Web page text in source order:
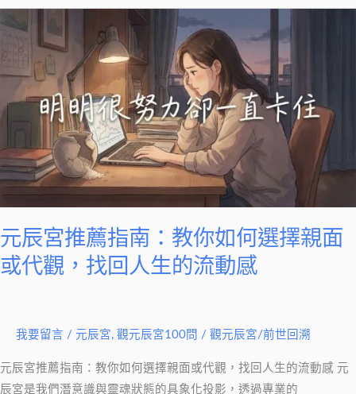
元辰宮推薦指南：教你如何選擇親面
或代觀，找回人生的流動感
我要留言 / 元辰宮, 觀元辰宮100問 / 觀元辰宮/前世回溯
元辰宮推薦指南：教你如何選擇親面或代觀，找回人生的流動感 元
辰宮是我們潛意識與靈魂狀態的具象化投影，透過專業的
宮
薦
南：
教
何
擇
代
觀，